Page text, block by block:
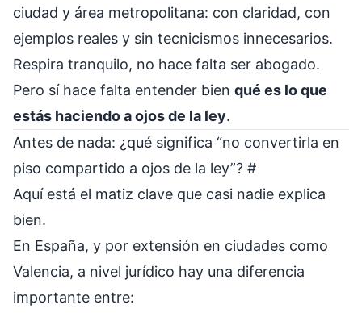
ciudad y área metropolitana: con claridad, con
ejemplos reales y sin tecnicismos innecesarios.
Respira tranquilo, no hace falta ser abogado.
Pero sí hace falta entender bien qué es lo que
estás haciendo a ojos de la ley.
Antes de nada: ¿qué significa “no convertirla en
piso compartido a ojos de la ley”? #
Aquí está el matiz clave que casi nadie explica
bien.
En España, y por extensión en ciudades como
Valencia, a nivel jurídico hay una diferencia
importante entre: